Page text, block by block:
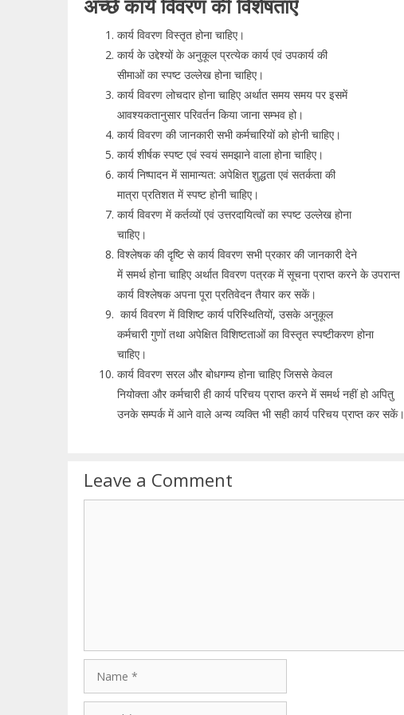
अच्छे कार्य विवरण की विशेषताएँ
कार्य विवरण विस्तृत होना चाहिए।
कार्य के उद्देश्यों के अनुकूल प्रत्येक कार्य एवं उपकार्य की
सीमाओं का स्पष्ट उल्लेख होना चाहिए।
कार्य विवरण लोचदार होना चाहिए अर्थात समय समय पर इसमें
आवश्यकतानुसार परिवर्तन किया जाना सम्भव हो।
कार्य विवरण की जानकारी सभी कर्मचारियों को होनी चाहिए।
कार्य शीर्षक स्पष्ट एवं स्वयं समझाने वाला होना चाहिए।
कार्य निष्पादन में सामान्यत: अपेक्षित शुद्धता एवं सतर्कता की
मात्रा प्रतिशत में स्पष्ट होनी चाहिए।
कार्य विवरण में कर्तव्यों एवं उत्तरदायित्वों का स्पष्ट उल्लेख होना
चाहिए।
विश्लेषक की दृष्टि से कार्य विवरण सभी प्रकार की जानकारी देने
में समर्थ होना चाहिए अर्थात विवरण पत्रक में सूचना प्राप्त करने के उपरान्त
कार्य विश्लेषक अपना पूरा प्रतिवेदन तैयार कर सकें।
कार्य विवरण में विशिष्ट कार्य परिस्थितियों, उसके अनुकूल
कर्मचारी गुणों तथा अपेक्षित विशिष्टताओं का विस्तृत स्पष्टीकरण होना
चाहिए।
कार्य विवरण सरल और बोधगम्य होना चाहिए जिससे केवल
नियोक्ता और कर्मचारी ही कार्य परिचय प्राप्त करने में समर्थ नहीं हो अपितु
उनके सम्पर्क में आने वाले अन्य व्यक्ति भी सही कार्य परिचय प्राप्त कर सकें।
Leave a Comment